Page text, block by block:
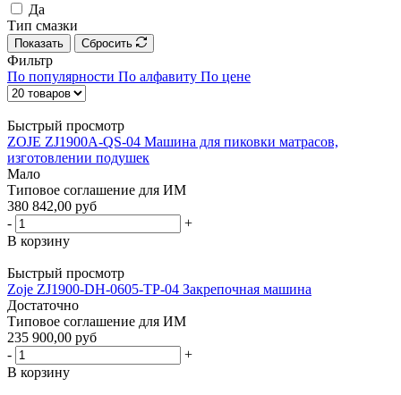
Да
Тип смазки
Показать Сбросить
Фильтр
По популярности По алфавиту По цене
Быстрый просмотр
ZOJE ZJ1900A-QS-04 Машина для пиковки матрасов,
изготовлении подушек
Мало
Типовое соглашение для ИМ
380 842,00 руб
-
+
В корзину
Быстрый просмотр
Zoje ZJ1900-DH-0605-TP-04 Закрепочная машина
Достаточно
Типовое соглашение для ИМ
235 900,00 руб
-
+
В корзину